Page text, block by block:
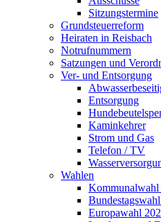
Sitzungstermine
Grundsteuerreform
Heiraten in Reisbach
Notrufnummern
Satzungen und
Ver- und Entsorgung
Entsorgung
Kaminkehrer
Strom und Gas
Telefon / TV
Wahlen
Kommunalwahl
Europawahl